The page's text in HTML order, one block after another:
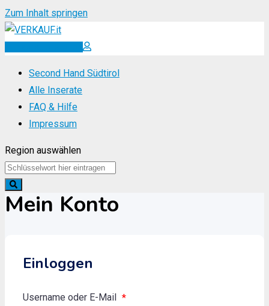
Zum Inhalt springen
Inserat erstellen
Second Hand Südtirol
Alle Inserate
FAQ & Hilfe
Impressum
Region auswählen
Mein Konto
Einloggen
Username oder E-Mail *